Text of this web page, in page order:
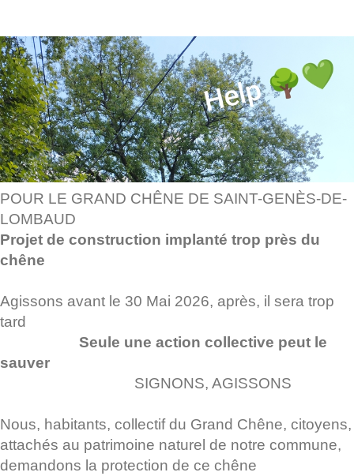
POUR LE GRAND CHÊNE DE SAINT-GENÈS-DE-
LOMBAUD
Projet de construction implanté trop près du
chêne
Agissons avant le 30 Mai 2026, après, il sera trop
tard
Seule une action collective peut le
sauver
SIGNONS, AGISSONS
Nous, habitants, collectif du Grand Chêne, citoyens,
attachés au patrimoine naturel de notre commune,
demandons la protection de ce chêne